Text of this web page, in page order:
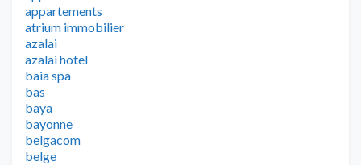
appartements
atrium immobilier
azalai
azalai hotel
baia spa
bas
baya
bayonne
belgacom
belge